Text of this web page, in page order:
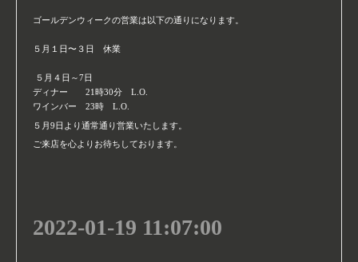
ゴールデンウィークの営業は以下の通りになります。
５月１日〜３日 休業
５月４日～7日
ディナー 21時30分 L.O.
ワインバー 23時 L.O.
５月9日より通常通り営業いたします。
ご来店を心よりお待ちしております。
2022-01-19 11:07:00